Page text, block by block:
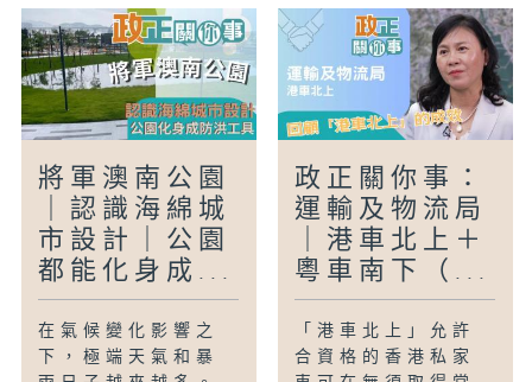
將軍澳南公園
｜認識海綿城
市設計｜公園
都能化身成...
在氣候變化影響之
下，極端天氣和暴
政正關你事：
運輸及物流局
｜港車北上＋
粵車南下（...
「港車北上」允許
合資格的香港私家